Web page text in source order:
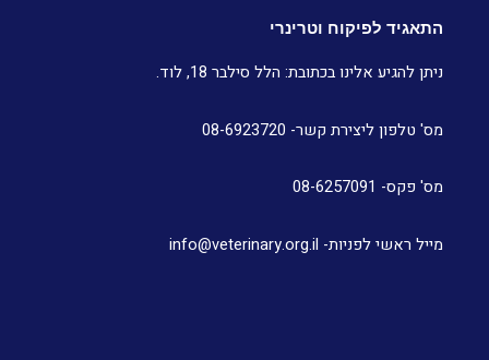
התאגיד לפיקוח וטרינרי
ניתן להגיע אלינו בכתובת: הלל סילבר 18, לוד.
מס' טלפון ליצירת קשר- 08-6923720
מס' פקס- 08-6257091
מייל ראשי לפניות- info@veterinary.org.il